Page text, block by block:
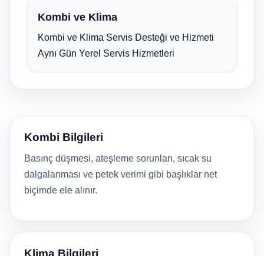
Kombi ve Klima
Kombi ve Klima Servis Desteği ve Hizmeti
Aynı Gün Yerel Servis Hizmetleri
Kombi Bilgileri
Basınç düşmesi, ateşleme sorunları, sıcak su
dalgalanması ve petek verimi gibi başlıklar net
biçimde ele alınır.
Klima Bilgileri